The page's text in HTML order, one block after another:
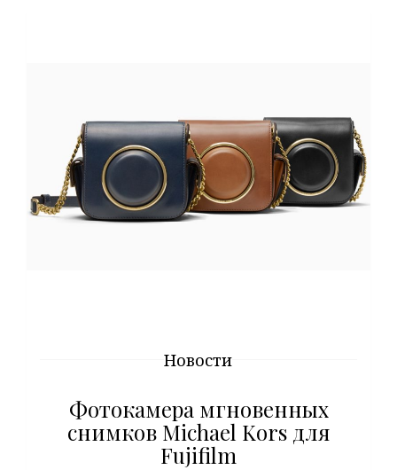
Новости
Фотокамера мгновенных
снимков Michael Kors для
Fujifilm